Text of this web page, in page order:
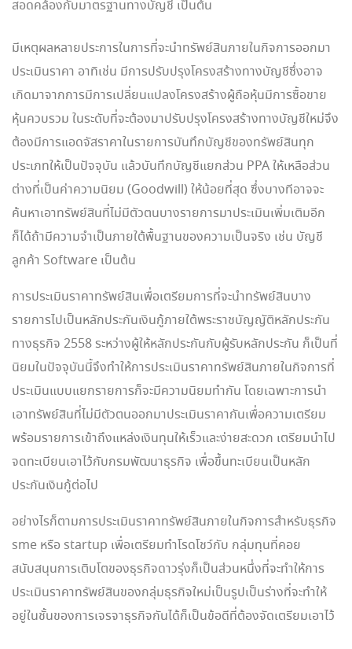
สอดคล้องกับมาตรฐานทางบัญชี เป็นต้น
มีเหตุผลหลายประการในการที่จะนำทรัพย์สินภายในกิจการออกมา
ประเมินราคา อาทิเช่น มีการปรับปรุงโครงสร้างทางบัญชีซึ่งอาจ
เกิดมาจากการมีการเปลี่ยนแปลงโครงสร้างผู้ถือหุ้นมีการซื้อขาย
หุ้นควบรวม ในระดับที่จะต้องมาปรับปรุงโครงสร้างทางบัญชีใหม่จึง
ต้องมีการแอดจัสราคาในรายการบันทึกบัญชีของทรัพย์สินทุก
ประเภทให้เป็นปัจจุบัน แล้วบันทึกบัญชีแยกส่วน PPA ให้เหลือส่วน
ต่างที่เป็นค่าความนิยม (Goodwill) ให้น้อยที่สุด ซึ่งบางทีอาจจะ
ค้นหาเอาทรัพย์สินที่ไม่มีตัวตนบางรายการมาประเมินเพิ่มเติมอีก
ก็ได้ถ้ามีความจำเป็นภายใต้พื้นฐานของความเป็นจริง เช่น บัญชี
ลูกค้า Software เป็นต้น
การประเมินราคาทรัพย์สินเพื่อเตรียมการที่จะนำทรัพย์สินบาง
รายการไปเป็นหลักประกันเงินกู้ภายใต้พระราชบัญญัติหลักประกัน
ทางธุรกิจ 2558 ระหว่างผู้ให้หลักประกันกับผู้รับหลักประกัน ก็เป็นที่
นิยมในปัจจุบันนี้จึงทำให้การประเมินราคาทรัพย์สินภายในกิจการที่
ประเมินแบบแยกรายการก็จะมีความนิยมทำกัน โดยเฉพาะการนำ
เอาทรัพย์สินที่ไม่มีตัวตนออกมาประเมินราคากันเพื่อความเตรียม
พร้อมรายการเข้าถึงแหล่งเงินทุนให้เร็วและง่ายสะดวก เตรียมนำไป
จดทะเบียนเอาไว้กับกรมพัฒนาธุรกิจ เพื่อขึ้นทะเบียนเป็นหลัก
ประกันเงินกู้ต่อไป
อย่างไรก็ตามการประเมินราคาทรัพย์สินภายในกิจการสำหรับธุรกิจ
sme หรือ startup เพื่อเตรียมทำโรดโชว์กับ กลุ่มทุนที่คอย
สนับสนุนการเติบโตของธุรกิจดาวรุ่งก็เป็นส่วนหนึ่งที่จะทำให้การ
ประเมินราคาทรัพย์สินของกลุ่มธุรกิจใหม่เป็นรูปเป็นร่างที่จะทำให้
อยู่ในชั้นของการเจรจาธุรกิจกันได้ก็เป็นข้อดีที่ต้องจัดเตรียมเอาไว้